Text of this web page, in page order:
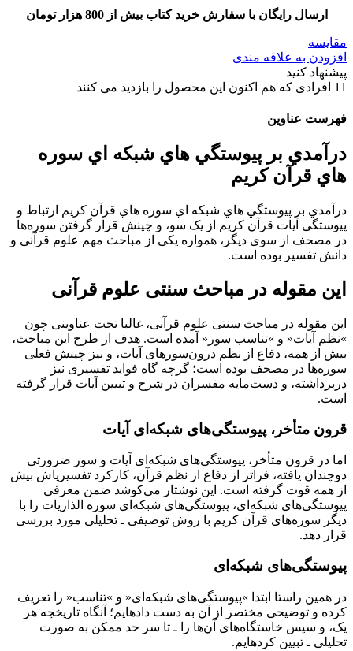
ارسال رایگان با سفارش خرید کتاب بیش از 800 هزار تومان
مقایسه
افزودن به علاقه مندی
پیشنهاد کنید
11 افرادی که هم اکنون این محصول را بازدید می کنند
فهرست عناوین
درآمدي بر پيوستگي هاي شبكه اي سوره
هاي قرآن كريم
درآمدي بر پيوستگي هاي شبكه اي سوره هاي قرآن كريم ارﺗﺒﺎط و
ﭘﯿﻮﺳﺘﮕﯽ آﯾﺎت ﻗﺮآن ﮐﺮﯾﻢ از ﯾﮏ ﺳﻮ، و ﭼﯿﻨﺶ ﻗﺮار ﮔﺮﻓﺘﻦ ﺳﻮرهﻫﺎ
در ﻣﺼﺤﻒ از ﺳﻮی دﯾﮕﺮ، ﻫﻤﻮاره ﯾﮑﯽ از ﻣﺒﺎﺣﺚ ﻣﻬﻢ ﻋﻠﻮم ﻗﺮآﻧﯽ و
داﻧﺶ ﺗﻔﺴﯿﺮ ﺑﻮده اﺳﺖ.
اﯾﻦ ﻣﻘﻮﻟﻪ در ﻣﺒﺎﺣﺚ ﺳﻨﺘﯽ ﻋﻠﻮم ﻗﺮآﻧﯽ
اﯾﻦ ﻣﻘﻮﻟﻪ در ﻣﺒﺎﺣﺚ ﺳﻨﺘﯽ ﻋﻠﻮم ﻗﺮآﻧﯽ، ﻏﺎﻟﺒﺎ ﺗﺤﺖ ﻋﻨﺎوﯾﻨﯽ ﭼﻮن
»ﻧﻈﻢ آﯾﺎت« و »ﺗﻨﺎﺳﺐ ﺳﻮر« آﻣﺪه اﺳﺖ. ﻫﺪف از ﻃﺮح اﯾﻦ ﻣﺒﺎﺣﺚ،
ﺑﯿﺶ از ﻫﻤﻪ، دﻓﺎع از ﻧﻈﻢ درونﺳﻮرهای آﯾﺎت، و ﻧﯿﺰ ﭼﯿﻨﺶ ﻓﻌﻠﯽ
ﺳﻮرهﻫﺎ در ﻣﺼﺤﻒ ﺑﻮده اﺳﺖ؛ ﮔﺮﭼﻪ ﮔﺎه ﻓﻮاﯾﺪ ﺗﻔﺴﯿﺮی ﻧﯿﺰ
درﺑﺮداﺷﺘﻪ، و دﺳﺖﻣﺎﯾﻪ ﻣﻔﺴﺮان در ﺷﺮح و ﺗﺒﯿﯿﻦ آﯾﺎت ﻗﺮار ﮔﺮﻓﺘﻪ
اﺳﺖ.
ﻗﺮون ﻣﺘﺄﺧﺮ، ﭘﯿﻮﺳﺘﮕﯽﻫﺎی ﺷﺒﮑﻪای آﯾﺎت
اﻣﺎ در ﻗﺮون ﻣﺘﺄﺧﺮ، ﭘﯿﻮﺳﺘﮕﯽﻫﺎی ﺷﺒﮑﻪای آﯾﺎت و ﺳﻮر ﺿﺮورﺗﯽ
دوﭼﻨﺪان ﯾﺎﻓﺘﻪ، ﻓﺮاﺗﺮ از دﻓﺎع از ﻧﻈﻢ ﻗﺮآن، ﮐﺎرﮐﺮد ﺗﻔﺴﯿﺮیاش ﺑﯿﺶ
از ﻫﻤﻪ ﻗﻮت ﮔﺮﻓﺘﻪ اﺳﺖ. اﯾﻦ ﻧﻮﺷﺘﺎر ﻣﯽﮐﻮﺷﺪ ﺿﻤﻦ ﻣﻌﺮﻓﯽ
ﭘﯿﻮﺳﺘﮕﯽﻫﺎی ﺷﺒﮑﻪای، ﭘﯿﻮﺳﺘﮕﯽﻫﺎی ﺷﺒﮑﻪای ﺳﻮره اﻟﺬارﯾﺎت را ﺑﺎ
دﯾﮕﺮ ﺳﻮرهﻫﺎی ﻗﺮآن ﮐﺮﯾﻢ ﺑﺎ روش ﺗﻮﺻﯿﻔﯽ ـ ﺗﺤﻠﯿﻠﯽ ﻣﻮرد ﺑﺮرﺳﯽ
ﻗﺮار دﻫﺪ.
ﭘﯿﻮﺳﺘﮕﯽﻫﺎی ﺷﺒﮑﻪای
در ﻫﻤﯿﻦ راﺳﺘﺎ اﺑﺘﺪا »ﭘﯿﻮﺳﺘﮕﯽﻫﺎی ﺷﺒﮑﻪای« و »ﺗﻨﺎﺳﺐ« را ﺗﻌﺮﯾﻒ
ﮐﺮده و ﺗﻮﺿﯿﺤﯽ ﻣﺨﺘﺼﺮ از آن ﺑﻪ دﺳﺖ دادهاﯾﻢ؛ آﻧﮕﺎه ﺗﺎرﯾﺨﭽﻪ ﻫﺮ
ﯾﮏ، و ﺳﭙﺲ ﺧﺎﺳﺘﮕﺎهﻫﺎی آنﻫﺎ را ـ ﺗﺎ ﺳﺮ ﺣﺪ ﻣﻤﮑﻦ ﺑﻪ ﺻﻮرت
ﺗﺤﻠﯿﻠﯽ ـ ﺗﺒﯿﯿﻦ ﮐﺮدهاﯾﻢ.